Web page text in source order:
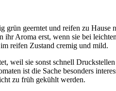
grün geerntet und reifen zu
Aroma erst, wenn sie bei
reifen Zustand cremig und mild.
weil sie sonst schnell
ist die Sache besonders
zu früh gekühlt werden.